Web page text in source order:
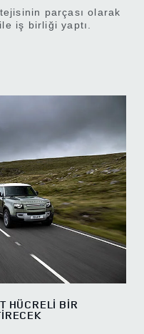
parçası olarak
iş birliği yaptı.
HÜCRELİ BİR